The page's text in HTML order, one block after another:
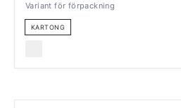
Variant för förpackning
KARTONG